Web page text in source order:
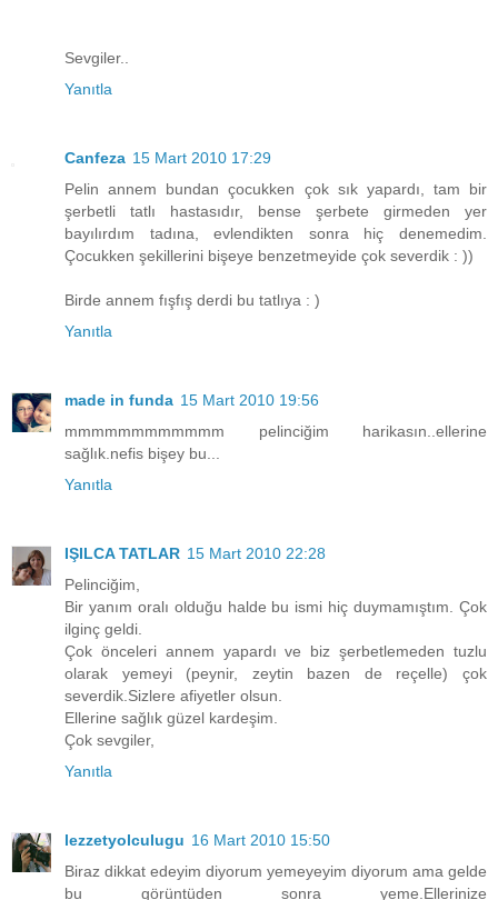
Sevgiler..
Yanıtla
Canfeza 15 Mart 2010 17:29
Pelin annem bundan çocukken çok sık yapardı, tam bir
şerbetli tatlı hastasıdır, bense şerbete girmeden yer
bayılırdım tadına, evlendikten sonra hiç denemedim.
Çocukken şekillerini bişeye benzetmeyide çok severdik : ))
Birde annem fışfış derdi bu tatlıya : )
Yanıtla
made in funda 15 Mart 2010 19:56
mmmmmmmmmmmm pelinciğim harikasın..ellerine
sağlık.nefis bişey bu...
Yanıtla
IŞILCA TATLAR 15 Mart 2010 22:28
Pelinciğim,
Bir yanım oralı olduğu halde bu ismi hiç duymamıştım. Çok
ilginç geldi.
Çok önceleri annem yapardı ve biz şerbetlemeden tuzlu
olarak yemeyi (peynir, zeytin bazen de reçelle) çok
severdik.Sizlere afiyetler olsun.
Ellerine sağlık güzel kardeşim.
Çok sevgiler,
Yanıtla
lezzetyolculugu 16 Mart 2010 15:50
Biraz dikkat edeyim diyorum yemeyeyim diyorum ama gelde
bu görüntüden sonra yeme.Ellerinize